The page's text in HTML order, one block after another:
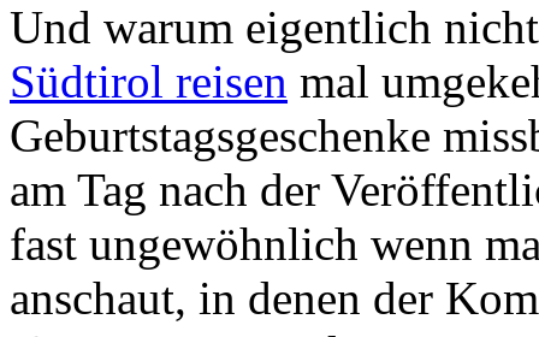
Und warum eigentlich
Südtirol reisen mal
Geburtstagsgeschenke
am Tag nach der
fast ungewöhnlich wenn
anschaut, in denen der